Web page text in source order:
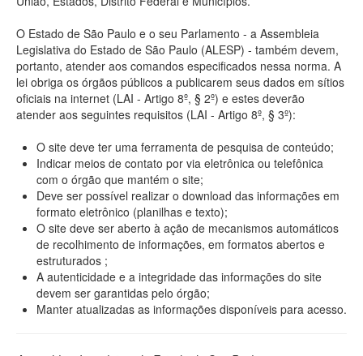
O Estado de São Paulo e o seu Parlamento - a Assembleia
Legislativa do Estado de São Paulo (ALESP) - também devem,
portanto, atender aos comandos especificados nessa norma. A
lei obriga os órgãos públicos a publicarem seus dados em sítios
oficiais na internet (LAI - Artigo 8º, § 2º) e estes deverão
atender aos seguintes requisitos (LAI - Artigo 8º, § 3º):
O site deve ter uma ferramenta de pesquisa de conteúdo;
Indicar meios de contato por via eletrônica ou telefônica
com o órgão que mantém o site;
Deve ser possível realizar o download das informações em
formato eletrônico (planilhas e texto);
O site deve ser aberto à ação de mecanismos automáticos
de recolhimento de informações, em formatos abertos e
estruturados ;
A autenticidade e a integridade das informações do site
devem ser garantidas pelo órgão;
Manter atualizadas as informações disponíveis para acesso.